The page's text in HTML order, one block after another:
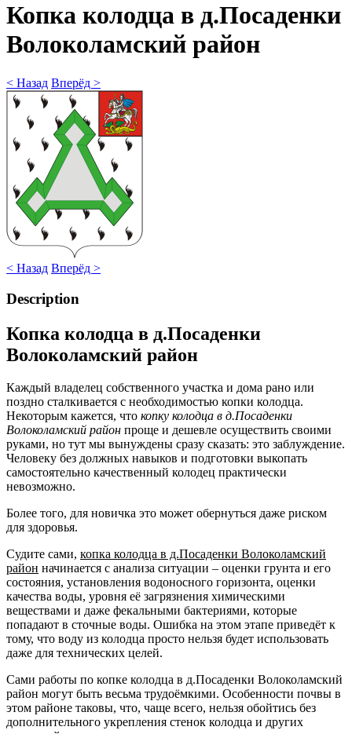
Копка колодца в д.Посаденки
Волоколамский район
< Назад Вперёд >
< Назад Вперёд >
Description
Копка колодца в д.Посаденки
Волоколамский район
Каждый владелец собственного участка и дома рано или
поздно сталкивается с необходимостью копки колодца.
Некоторым кажется, что копку колодца в д.Посаденки
Волоколамский район проще и дешевле осуществить своими
руками, но тут мы вынуждены сразу сказать: это заблуждение.
Человеку без должных навыков и подготовки выкопать
самостоятельно качественный колодец практически
невозможно.
Более того, для новичка это может обернуться даже риском
для здоровья.
Судите сами, копка колодца в д.Посаденки Волоколамский
район начинается с анализа ситуации – оценки грунта и его
состояния, установления водоносного горизонта, оценки
качества воды, уровня её загрязнения химическими
веществами и даже фекальными бактериями, которые
попадают в сточные воды. Ошибка на этом этапе приведёт к
тому, что воду из колодца просто нельзя будет использовать
даже для технических целей.
Сами работы по копке колодца в д.Посаденки Волоколамский
район могут быть весьма трудоёмкими. Особенности почвы в
этом районе таковы, что, чаще всего, нельзя обойтись без
дополнительного укрепления стенок колодца и других